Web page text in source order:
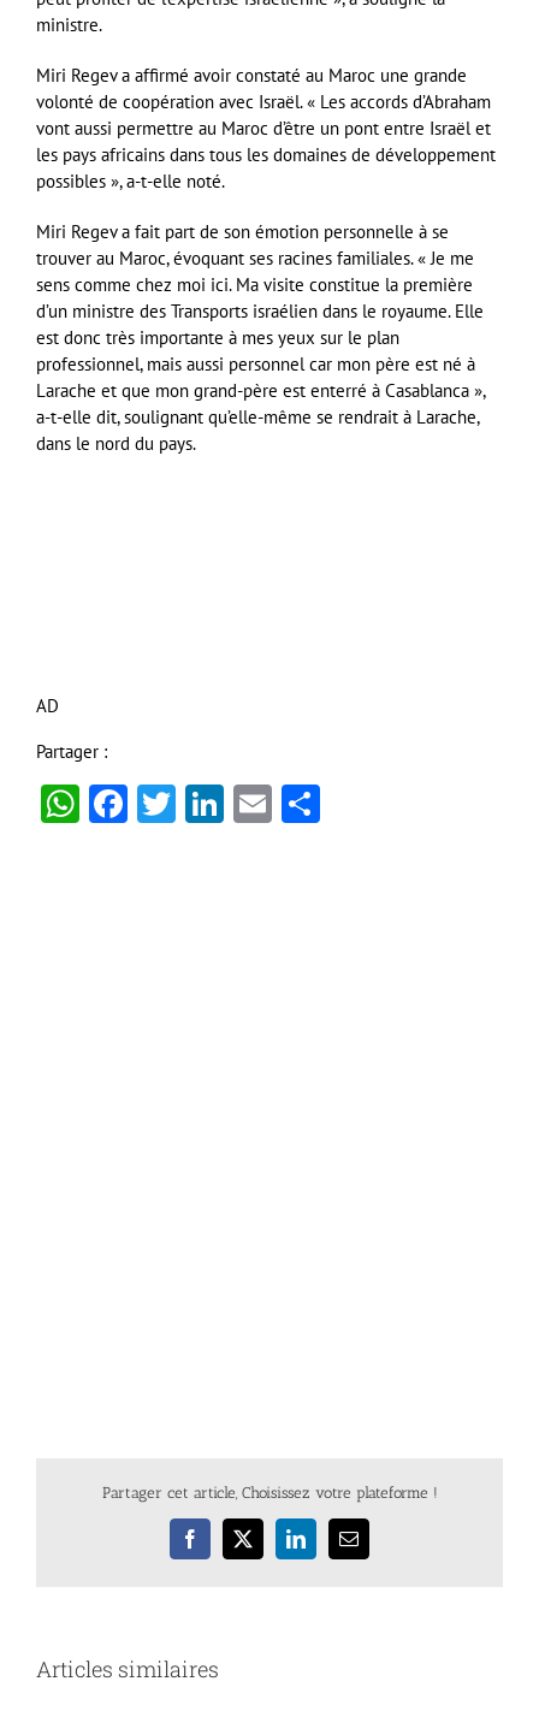
ministre.
Miri Regev a affirmé avoir constaté au Maroc une grande
volonté de coopération avec Israël. « Les accords d’Abraham
vont aussi permettre au Maroc d’être un pont entre Israël et
les pays africains dans tous les domaines de développement
possibles », a-t-elle noté.
Miri Regev a fait part de son émotion personnelle à se
trouver au Maroc, évoquant ses racines familiales. « Je me
sens comme chez moi ici. Ma visite constitue la première
d’un ministre des Transports israélien dans le royaume. Elle
est donc très importante à mes yeux sur le plan
professionnel, mais aussi personnel car mon père est né à
Larache et que mon grand-père est enterré à Casablanca »,
a-t-elle dit, soulignant qu’elle-même se rendrait à Larache,
dans le nord du pays.
AD
Partager :
WhatsApp
Facebook
Twitter
LinkedIn
Email
Partager cet article, Choisissez votre plateforme !
Facebook
X LinkedInEmail
Articles similaires